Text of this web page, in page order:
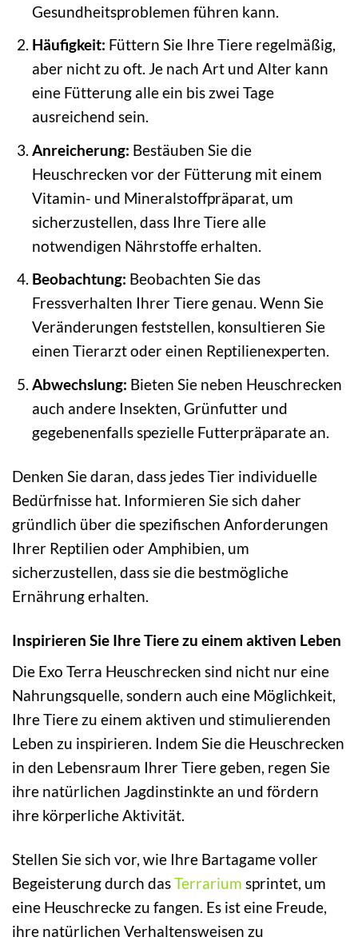
Gesundheitsproblemen führen kann.
Häufigkeit: Füttern Sie Ihre Tiere regelmäßig,
aber nicht zu oft. Je nach Art und Alter kann
eine Fütterung alle ein bis zwei Tage
ausreichend sein.
Anreicherung: Bestäuben Sie die
Heuschrecken vor der Fütterung mit einem
Vitamin- und Mineralstoffpräparat, um
sicherzustellen, dass Ihre Tiere alle
notwendigen Nährstoffe erhalten.
Beobachtung: Beobachten Sie das
Fressverhalten Ihrer Tiere genau. Wenn Sie
Veränderungen feststellen, konsultieren Sie
einen Tierarzt oder einen Reptilienexperten.
Abwechslung: Bieten Sie neben Heuschrecken
auch andere Insekten, Grünfutter und
gegebenenfalls spezielle Futterpräparate an.
Denken Sie daran, dass jedes Tier individuelle
Bedürfnisse hat. Informieren Sie sich daher
gründlich über die spezifischen Anforderungen
Ihrer Reptilien oder Amphibien, um
sicherzustellen, dass sie die bestmögliche
Ernährung erhalten.
Inspirieren Sie Ihre Tiere zu einem aktiven Leben
Die Exo Terra Heuschrecken sind nicht nur eine
Nahrungsquelle, sondern auch eine Möglichkeit,
Ihre Tiere zu einem aktiven und stimulierenden
Leben zu inspirieren. Indem Sie die Heuschrecken
in den Lebensraum Ihrer Tiere geben, regen Sie
ihre natürlichen Jagdinstinkte an und fördern
ihre körperliche Aktivität.
Stellen Sie sich vor, wie Ihre Bartagame voller
Begeisterung durch dasTerrarium sprintet, um
eine Heuschrecke zu fangen. Es ist eine Freude,
ihre natürlichen Verhaltensweisen zu